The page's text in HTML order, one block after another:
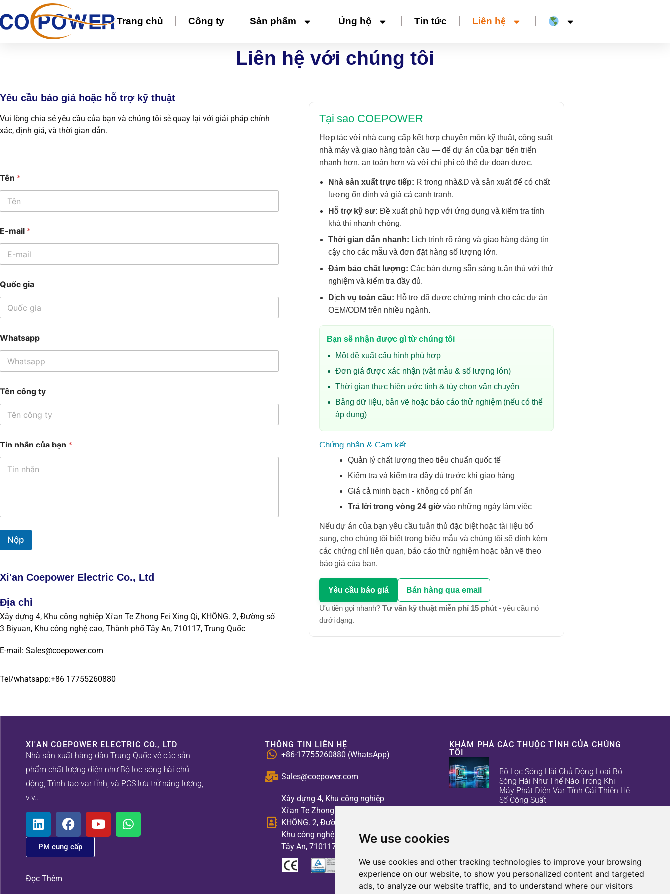
We use cookies
We use cookies and other tracking technologies to improve your browsing
experience on our website, to show you personalized content and targeted
ads, to analyze our website traffic, and to understand where our visitors
Trang chủ Công ty Sản phẩm Ủng hộ Tin tức Liên hệ
Liên hệ với chúng tôi
Yêu cầu báo giá hoặc hỗ trợ kỹ thuật
Vui lòng chia sẻ yêu cầu của bạn và chúng tôi sẽ quay lại với giải pháp chính
xác, định giá, và thời gian dẫn.
Tên *
-
m
i
c
ủ
a
W
h
t
E-mail *
Quốc gia
Whatsapp
Tên công ty
Tin nhắn của bạn *
Nộp
Xi'an Coepower Electric Co., Ltd
Địa chỉ
Xây dựng 4, Khu công nghiệp Xi'an Te Zhong Fei Xing Qi, KHÔNG. 2, Đường số
3 Biyuan, Khu công nghệ cao, Thành phố Tây An, 710117, Trung Quốc
E-mail: Sales@coepower.com
Tel/whatsapp:+86 17755260880
Tại sao COEPOWER
Hợp tác với nhà cung cấp kết hợp chuyên môn kỹ thuật, công suất
nhà máy và giao hàng toàn cầu — để dự án của bạn tiến triển
nhanh hơn, an toàn hơn và với chi phí có thể dự đoán được.
Nhà sản xuất trực tiếp: R trong nhà&D và sản xuất để có chất
lượng ổn định và giá cả cạnh tranh.
Hỗ trợ kỹ sư: Đề xuất phù hợp với ứng dụng và kiểm tra tính
khả thi nhanh chóng.
Thời gian dẫn nhanh: Lịch trình rõ ràng và giao hàng đáng tin
cậy cho các mẫu và đơn đặt hàng số lượng lớn.
Đảm bảo chất lượng: Các bản dựng sẵn sàng tuân thủ với thử
nghiệm và kiểm tra đầy đủ.
Dịch vụ toàn cầu: Hỗ trợ đã được chứng minh cho các dự án
OEM/ODM trên nhiều ngành.
Bạn sẽ nhận được gì từ chúng tôi
Một đề xuất cấu hình phù hợp
Đơn giá được xác nhận (vật mẫu & số lượng lớn)
Thời gian thực hiện ước tính & tùy chọn vận chuyển
Bảng dữ liệu, bản vẽ hoặc báo cáo thử nghiệm (nếu có thể
áp dụng)
Chứng nhận & Cam kết
Quản lý chất lượng theo tiêu chuẩn quốc tế
Kiểm tra và kiểm tra đầy đủ trước khi giao hàng
Giá cả minh bạch - không có phí ẩn
Trả lời trong vòng 24 giờvào những ngày làm việc
Nếu dự án của bạn yêu cầu tuân thủ đặc biệt hoặc tài liệu bổ
sung, cho chúng tôi biết trong biểu mẫu và chúng tôi sẽ đính kèm
các chứng chỉ liên quan, báo cáo thử nghiệm hoặc bản vẽ theo
báo giá của bạn.
Yêu cầu báo giá Bán hàng qua email
Ưu tiên gọi nhanh?Tư vấn kỹ thuật miễn phí 15 phút - yêu cầu nó
dưới dạng.
XI'AN COEPOWER ELECTRIC CO., LTD
Nhà sản xuất hàng đầu Trung Quốc về các sản
phẩm chất lượng điện như Bộ lọc sóng hài chủ
động, Trình tạo var tĩnh, và PCS lưu trữ năng lượng,
v.v..
PM cung cấp
Đọc Thêm
THÔNG TIN LIÊN HỆ
+86-17755260880 (WhatsApp)
Sales@coepower.com
Xây dựng 4, Khu công nghiệp
Xi'an Te Zhong Fei Xing Qi,
KHÔNG. 2, Đường số 3 Biyuan,
Khu công nghệ cao, Thành phố
Tây An, 710117, Trung Quốc
KHÁM PHÁ CÁC THUỘC TÍNH CỦA CHÚNG
TÔI
Bộ Lọc Sóng Hài Chủ Động Loại Bỏ
Sóng Hài Như Thế Nào Trong Khi
Máy Phát Điện Var Tĩnh Cải Thiện Hệ
Số Công Suất
Hóc Thiết Bị Bằng Bộ Lọc Sóng Hài
Chủ Động Và Máy Tạo Biến Áp Tĩnh
Thông Tin Tài Sản